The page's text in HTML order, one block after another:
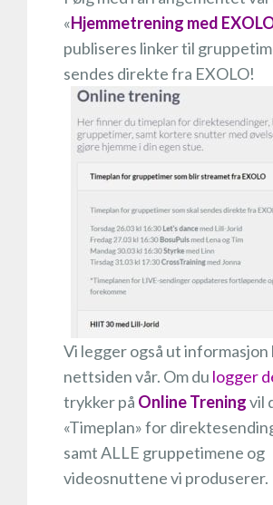
«Hjemmetrening med
publiseres linker til
sendes direkte fra EXOLO!
Vi legger også ut informasjon
nettsiden vår. Om du logger
trykker på Online Treningvil
«Timeplan» for
samt ALLE gruppetimene og
videosnuttene vi produserer.